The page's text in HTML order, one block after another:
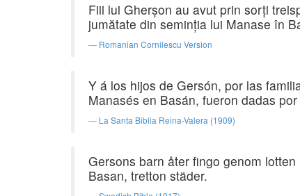
Fiii lui Gherşon au avut prin sorţi
jumătate din seminţia lui Manase în
Romanian Cornilescu Version
Y á los hijos de Gersón, por las
Manasés en Basán, fueron dadas
La Santa Biblia Reina-Valera (1909)
Gersons barn åter fingo genom
Basan, tretton städer.